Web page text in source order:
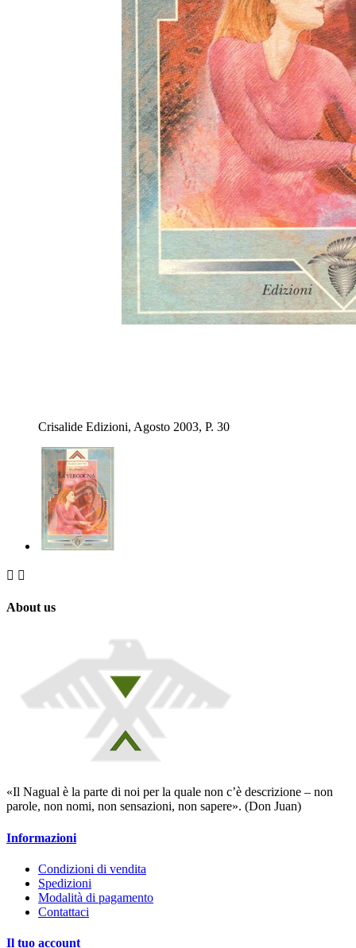
Crisalide Edizioni, Agosto 2003, P. 30
 
About us
«Il Nagual è la parte di noi per la quale non c’è descrizione – non
parole, non nomi, non sensazioni, non sapere». (Don Juan)
Informazioni
Condizioni di vendita
Spedizioni
Modalità di pagamento
Contattaci
Il tuo account